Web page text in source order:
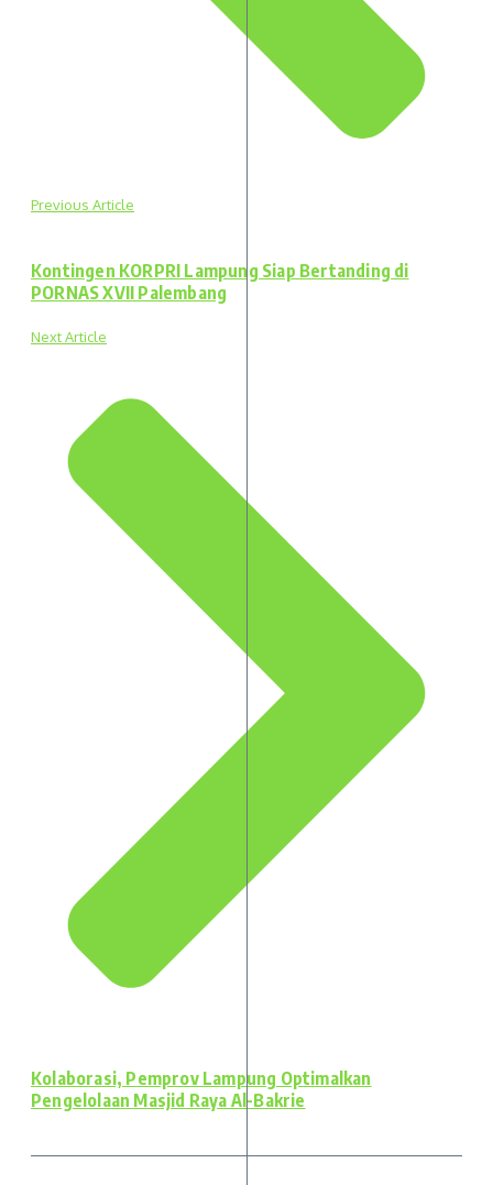
Previous Article
Kontingen KORPRI Lampung Siap Bertanding di
PORNAS XVII Palembang
Next Article
Kolaborasi, Pemprov Lampung Optimalkan
Pengelolaan Masjid Raya Al-Bakrie